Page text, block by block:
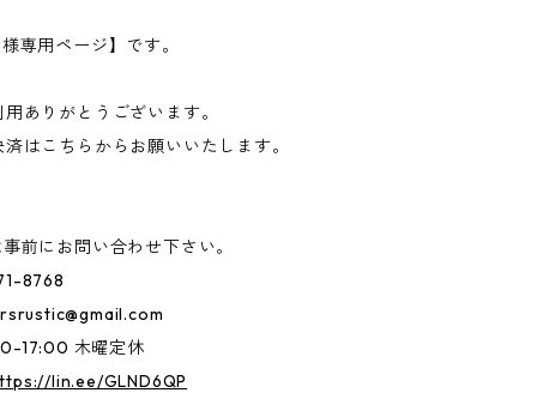
専用ページ】です。
ありがとうございます。
はこちらからお願いいたします。
前にお問い合わせ下さい。
8768
17:00 木曜定休
lin.ee/GLND6QP